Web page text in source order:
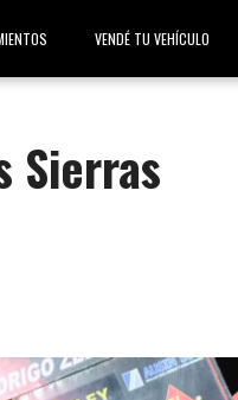
VENDÉ TU VEHÍCULO
Sierras